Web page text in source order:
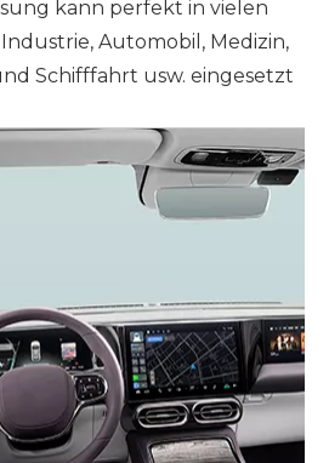
kann perfekt in vielen
Automobil, Medizin,
Schifffahrt usw. eingesetzt